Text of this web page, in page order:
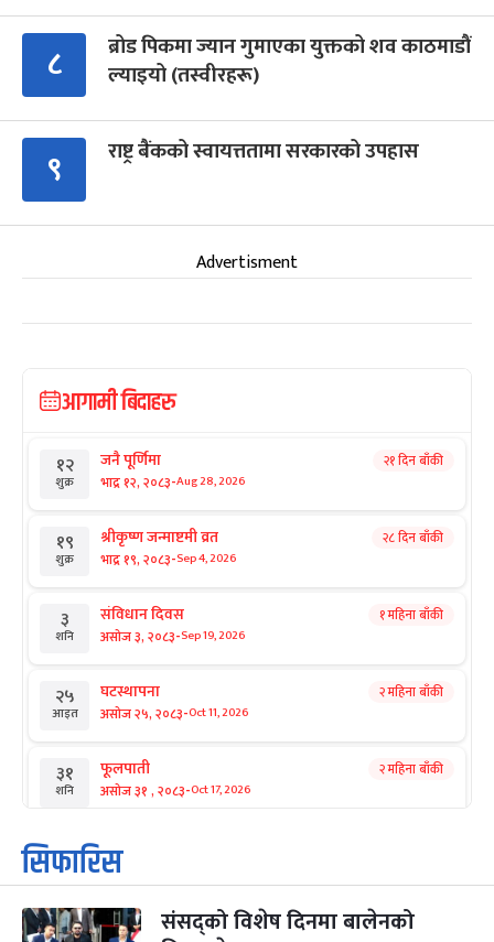
८
ब्रोड पिकमा ज्यान गुमाएका युक्तको शव काठमाडौं
ल्याइयो (तस्वीरहरू)
९ राष्ट्र बैंकको स्वायत्ततामा सरकारको उपहास
Advertisment
आगामी बिदाहरु
१२
शुक्र
जनै पूर्णिमा
भाद्र १२, २०८३-Aug 28, 2026
२१ दिन बाँकी
१९
शुक्र
श्रीकृष्ण जन्माष्टमी व्रत
भाद्र १९, २०८३-Sep 4, 2026
२८ दिन बाँकी
३
शनि
संविधान दिवस
असोज ३, २०८३-Sep 19, 2026
१ महिना बाँकी
२५
आइत
घटस्थापना
असोज २५, २०८३-Oct 11, 2026
२ महिना बाँकी
३१
शनि
फूलपाती
असोज ३१ , २०८३-Oct 17, 2026
२ महिना बाँकी
१
आइत
कार्तिक सङ्क्रान्ति
कार्तिक १, २०८३
३ महानवमी २ महिना बाँकी
सिफारिस
संसद्को विशेष दिनमा बालेनको